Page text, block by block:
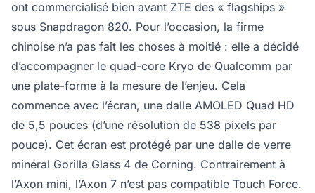
ont commercialisé bien avant ZTE des « flagships »
sous Snapdragon 820. Pour l’occasion, la firme
chinoise n’a pas fait les choses à moitié : elle a décidé
d’accompagner le quad-core Kryo de Qualcomm par
une plate-forme à la mesure de l’enjeu. Cela
commence avec l’écran, une dalle AMOLED Quad HD
de 5,5 pouces (d’une résolution de 538 pixels par
pouce). Cet écran est protégé par une dalle de verre
minéral Gorilla Glass 4 de Corning. Contrairement à
l’Axon mini, l’Axon 7 n’est pas compatible Touch Force.